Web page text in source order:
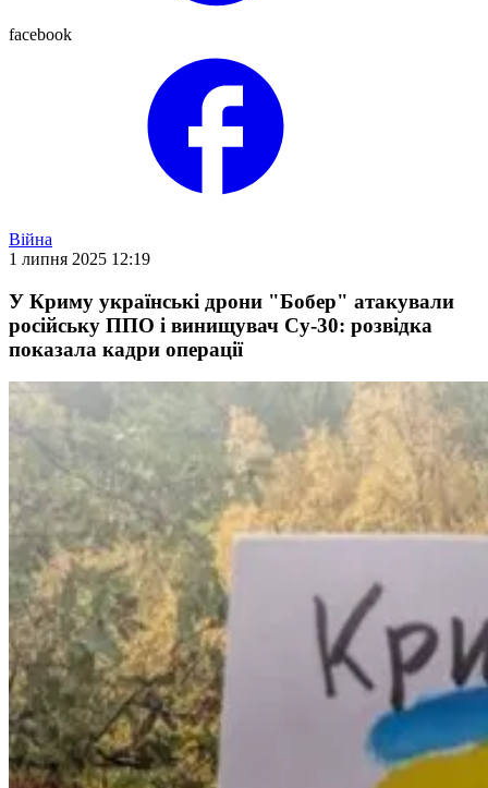
facebook
Війна
1 липня 2025 12:19
У Криму українські дрони "Бобер" атакували
російську ППО і винищувач Су-30: розвідка
показала кадри операції